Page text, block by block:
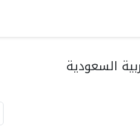
السعودية